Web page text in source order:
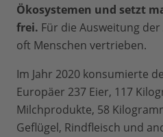
Ökosystemen und setzt
frei. Für die Ausweitung
oft Menschen vertrieben.
Im Jahr 2020 konsumierte
Europäer 237 Eier, 117
Milchprodukte, 58
Geflügel, Rindfleisch und